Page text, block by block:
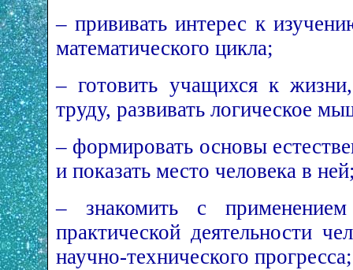
– прививать интерес к
математического цикла;
– готовить учащихся к
труду, развивать логическое
– формировать основы
и показать место человека в
– знакомить с
практической деятельности
научно-технического прогресса;